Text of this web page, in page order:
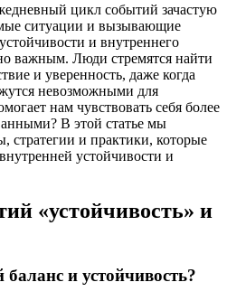
цикл событий зачастую
ситуации и вызывающие
и внутреннего
важным. Люди стремятся найти
и уверенность, даже когда
невозможными для
нам чувствовать себя более
В этой статье мы
стратегии и практики, которые
устойчивости и
«устойчивость» и
и устойчивость?